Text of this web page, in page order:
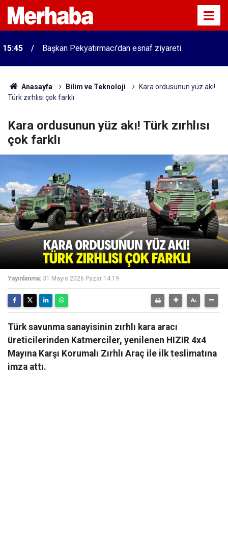
15:45 Başkan Pekyatırmacı’dan esnaf ziyareti
Anasayfa Bilim ve Teknoloji
Kara ordusunun yüz akı!
Türk zırhlısı çok farklı
Kara ordusunun yüz akı! Türk zırhlısı
çok farklı
Yayınlanma: 31 Mayıs 2026 Pazar 14:19
Türk savunma sanayisinin zırhlı kara aracı
üreticilerinden Katmerciler, yenilenen HIZIR 4x4
Mayına Karşı Korumalı Zırhlı Araç ile ilk teslimatına
imza attı.